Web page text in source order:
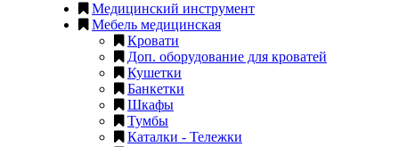
Медицинский инструмент
Мебель медицинская
Кровати
Доп. оборудование для кроватей
Кушетки
Банкетки
Шкафы
Тумбы
Каталки - Тележки